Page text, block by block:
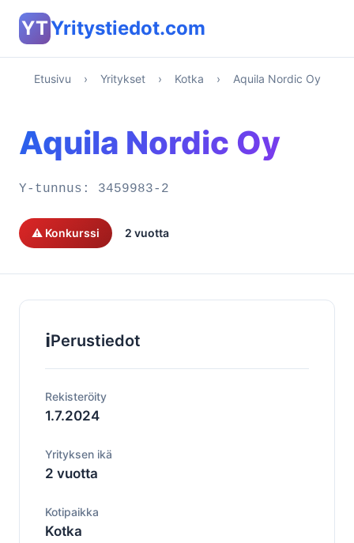
YTYritystiedot.com
Etusivu › Yritykset › Kotka › Aquila Nordic Oy
Aquila Nordic Oy
Y-tunnus: 3459983-2
⚠️ Konkurssi 2 vuotta
ℹ️Perustiedot
Rekisteröity
1.7.2024
Yrityksen ikä
2 vuotta
Kotipaikka
Kotka